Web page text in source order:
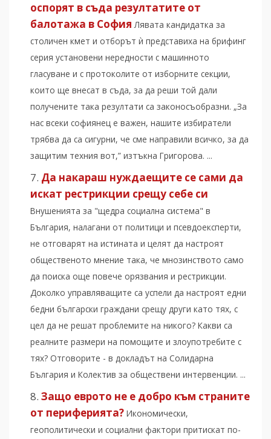
оспорят в съда резултатите от
балотажа в София Лявата кандидатка за
столичен кмет и отборът ѝ представиха на брифинг
серия установени нередности с машинното
гласуване и с протоколите от изборните секции,
които ще внесат в съда, за да реши той дали
получените така резултати са законосъобразни. „За
нас всеки софиянец е важен, нашите избиратели
трябва да са сигурни, че сме направили всичко, за да
защитим техния вот,” изтъкна Григорова. ...
Да накараш нуждаещите се сами да
искат рестрикции срещу себе си
Внушенията за "щедра социална система" в
България, налагани от политици и псевдоексперти,
не отговарят на истината и целят да настроят
общественото мнение така, че мнозинството само
да поиска още повече орязвания и рестрикции.
Доколко управляващите са успели да настроят едни
бедни български граждани срещу други като тях, с
цел да не решат проблемите на никого? Какви са
реалните размери на помощите и злоупотребите с
тях? Отговорите - в докладът на Солидарна
България и Колектив за обществени интервенции. ...
Защо еврото не е добро към страните
от периферията? Икономически,
геополитически и социални фактори притискат по-